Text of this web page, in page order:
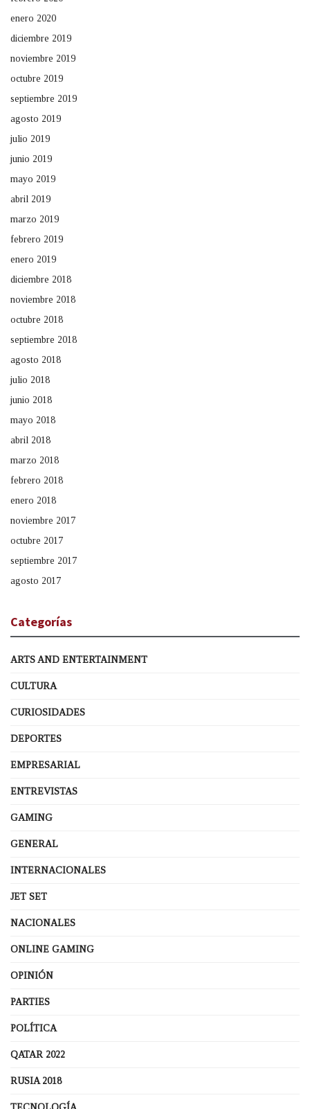
enero 2020
diciembre 2019
noviembre 2019
octubre 2019
septiembre 2019
agosto 2019
julio 2019
junio 2019
mayo 2019
abril 2019
marzo 2019
febrero 2019
enero 2019
diciembre 2018
noviembre 2018
octubre 2018
septiembre 2018
agosto 2018
julio 2018
junio 2018
mayo 2018
abril 2018
marzo 2018
febrero 2018
enero 2018
noviembre 2017
octubre 2017
septiembre 2017
agosto 2017
Categorías
ARTS AND ENTERTAINMENT
CULTURA
CURIOSIDADES
DEPORTES
EMPRESARIAL
ENTREVISTAS
GAMING
GENERAL
INTERNACIONALES
JET SET
NACIONALES
ONLINE GAMING
OPINIÓN
PARTIES
POLÍTICA
QATAR 2022
RUSIA 2018